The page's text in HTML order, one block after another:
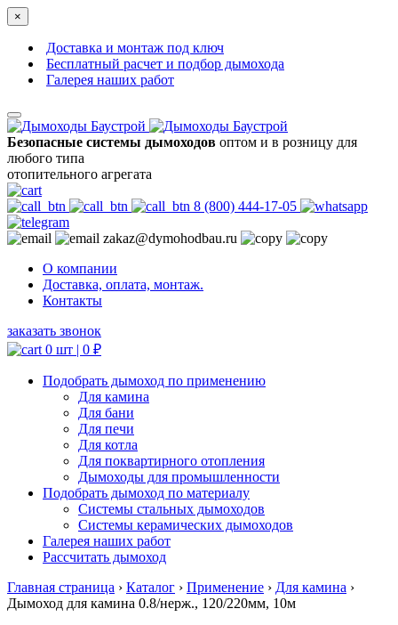
×
Доставка и монтаж под ключ
Бесплатный расчет и подбор дымохода
Галерея наших работ
Безопасные системы дымоходов оптом и в розницу для
любого типа
отопительного агрегата
8 (800) 444-17-05
zakaz@dymohodbau.ru
О компании
Доставка, оплата, монтаж.
Контакты
заказать звонок
0 шт | 0 ₽
Подобрать дымоход по применению
Для камина
Для бани
Для печи
Для котла
Для поквартирного отопления
Дымоходы для промышленности
Подобрать дымоход по материалу
Системы стальных дымоходов
Системы керамических дымоходов
Галерея наших работ
Рассчитать дымоход
Главная страница › Каталог › Применение › Для камина ›
Дымоход для камина 0.8/нерж., 120/220мм, 10м